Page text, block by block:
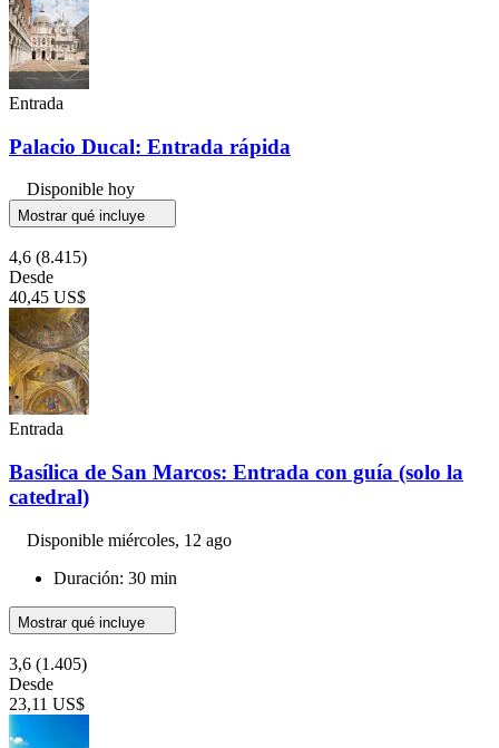
Entrada
Palacio Ducal: Entrada rápida
Disponible hoy
Mostrar qué incluye
4,6 (8.415)
Desde
40,45 US$
Entrada
Basílica de San Marcos: Entrada con guía (solo la
catedral)
Disponible miércoles, 12 ago
Duración: 30 min
Mostrar qué incluye
3,6 (1.405)
Desde
23,11 US$